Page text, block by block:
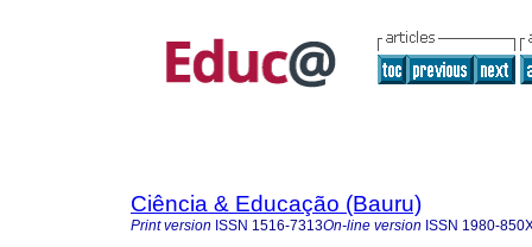
Ciência & Educação (Bauru)
Print version ISSN 1516-7313On-line version ISSN 1980-